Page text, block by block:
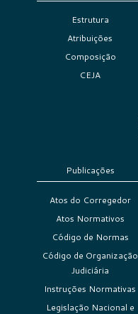
Estrutura
Atribuições
Composição
CEJA
Publicações
Atos do Corregedor
Atos Normativos
Código de Normas
Código de Organização
Judiciária
Instruções Normativas
Legislação Nacional e